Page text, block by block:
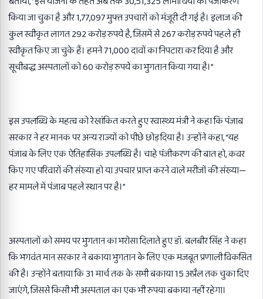
किया जा चुका है और1,77,097मुफ्त उपचारों को मंजूरी दी गई है। इलाज की
कुल स्वीकृत लागत292करोड़ रुपये है,जिसमें से267करोड़ रुपये पहले ही
स्वीकृत किए जा चुके हैं। हमने71,000दावों का निपटारा कर दिया है और
सूचीबद्ध अस्पतालों को60करोड़ रुपये का भुगतान किया गया है।”
इस उपलब्धि के महत्व को रेखांकित करते हुए स्वास्थ्य मंत्री ने कहा कि पंजाब
सरकार ने हर मानक पर अन्य राज्यों को पीछे छोड़ दिया है। उन्होंने कहा, “यह
पंजाब के लिए एक ऐतिहासिक उपलब्धि है। चाहे पंजीकरण की बात हो,कवर
किए गए परिवारों की संख्या हो या उपचार प्राप्त करने वाले मरीजों की संख्या—
हर मामले में पंजाब पहले स्थान पर है।”
अस्पतालों को समय पर भुगतान का भरोसा दिलाते हुए डॉ. बलबीर सिंह ने कहा
कि भगवंत मान सरकार ने बकाया भुगतान के लिए एक मजबूत प्रणाली विकसित
की है। उन्होंने बताया कि31मार्च तक के सभी बकाया15अप्रैल तक चुका दिए
जाएंगे,जिससे किसी भी अस्पताल का एक भी रुपया बकाया नहीं रहेगा।